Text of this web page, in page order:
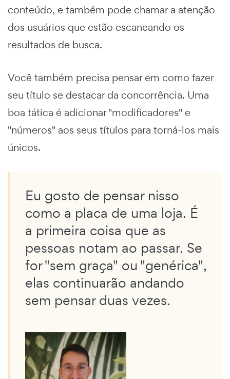
conteúdo, e também pode chamar a atenção
dos usuários que estão escaneando os
resultados de busca.
Você também precisa pensar em como fazer
seu título se destacar da concorrência. Uma
boa tática é adicionar "modificadores" e
"números" aos seus títulos para torná-los mais
únicos.
Eu gosto de pensar nisso
como a placa de uma loja. É
a primeira coisa que as
pessoas notam ao passar. Se
for "sem graça" ou "genérica",
elas continuarão andando
sem pensar duas vezes.